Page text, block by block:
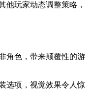
他玩家动态调整策略，
角色，带来颠覆性的游
选项，视觉效果令人惊